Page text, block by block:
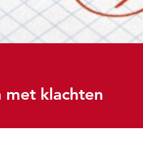
met klachten